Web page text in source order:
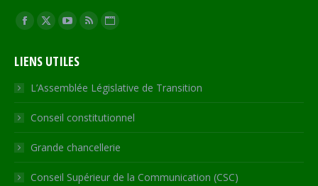
Trouvez nous sur :
Facebook
opens
in
new
window
X
opens
in
new
window
YouTube
opens
in
new
window
RSS
in
new
window
Site
opens
in
new
LIENS UTILES
L’Assemblée Législative de Transition
Conseil constitutionnel
Grande chancellerie
Conseil Supérieur de la Communication (CSC)